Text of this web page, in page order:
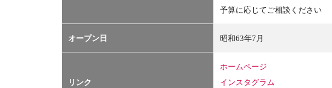
予算に応じてご相談ください
オープン日 昭和63年7月
リンク
ホームページ
インスタグラム